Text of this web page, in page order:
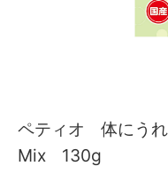
ペティオ 体にう
Mix 130g